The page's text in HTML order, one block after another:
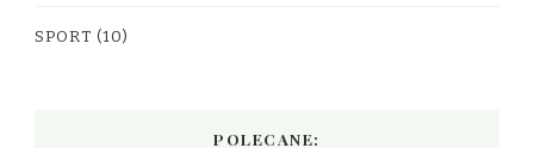
SPORT (10)
POLECANE: